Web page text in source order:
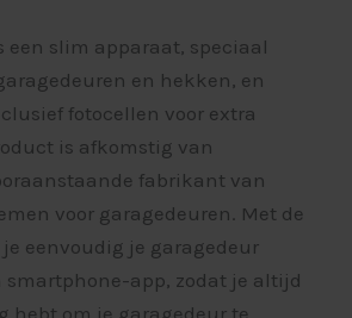
een slim apparaat, speciaal
en hekken, en
fotocellen voor extra
is afkomstig van
fabrikant van
voor garagedeuren. Met de
eenvoudig je garagedeur
smartphone-app, zodat je altijd
hebt om je garagedeur te